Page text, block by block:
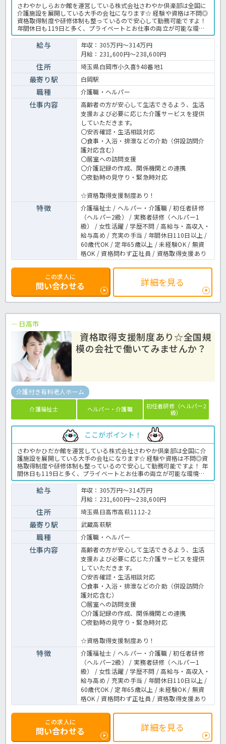
さわやかしらおか館を運営している株式会社さわやか倶楽部は全国に
介護施設を展開している大手の会社になります☆ 経験や資格は不問◎
資格取得制度や研修体制も整っているので安心して勤務可能ですよ！
年間休日も119日と多く、プライベートとお仕事の両立が可能な環境
になります☆ 定年が65歳で長く勤務することも可能で、65歳以降も
条件面は変わらずに働けるので安心の職場です〇 求人が気になる方は
是非ほっ介護までお問い合わせください！ 有料老人ホームでの介護業
務全般です。 ＜介護職 正職員 有料老人ホームの求人＞
給与
年収：305万円～314万円
月給：231,600円～238,600円
住所 埼玉県白岡市小久喜948番地1
最寄り駅 白岡駅
職種 介護職・ヘルパー
仕事内容
高齢者の方が安心して生活できるよう、生活
支援および必要に応じた介護サービスを提供
していただきます。
〇安否確認・生活相談対応
〇食事・入浴・排泄などの介助（併設訪問介
護対応含む）
〇居室への訪問支援
〇介護記録の作成、関係機関との連携
〇夜勤時の見守り・緊急時対応
☆資格取得支援制度あり！
特徴
介護福祉士 / ヘルパー・介護職 / 初任者研修
（ヘルパー2級） / 実務者研修（ヘルパー1
級） / 女性活躍 / 学歴不問 / 高給与・高収入・
給与高め / 充実の手当 / 年間休日110日以上 /
60歳代OK / 定年65歳以上 / 未経験OK / 無資
格OK / 資格問わず正社員 / 資格取得支援あり
この求人に
問い合わせる 詳細を見る
日高市
資格取得支援制度あり☆全国規
模の会社で働いてみませんか？
介護付き有料老人ホーム
介護福祉士 ヘルパー・介護職
初任者研修（ヘルパー2
級）
ここがポイント！
さわやかひだか館を運営している株式会社さわやか倶楽部は全国に介
護施設を展開している大手の会社になります☆ 経験や資格は不問◎資
格取得制度や研修体制も整っているので安心して勤務可能ですよ！ 年
間休日も119日と多く、プライベートとお仕事の両立が可能な環境に
なります☆ 定年が65歳で長く勤務することも可能で、65歳以降も条
件面は変わらずに働けるので安心の職場です〇 求人が気になる方は是
非ほっ介護までお問い合わせください！ 有料老人ホームでの介護業務
全般です。 ＜介護職 正職員 有料老人ホームの求人＞
給与
年収：305万円～314万円
月給：231,600円～238,600円
住所 埼玉県日高市高萩1112-2
最寄り駅 武蔵高萩駅
職種 介護職・ヘルパー
仕事内容
高齢者の方が安心して生活できるよう、生活
支援および必要に応じた介護サービスを提供
していただきます。
〇安否確認・生活相談対応
〇食事・入浴・排泄などの介助（併設訪問介
護対応含む）
〇居室への訪問支援
〇介護記録の作成、関係機関との連携
〇夜勤時の見守り・緊急時対応
☆資格取得支援制度あり！
特徴
介護福祉士 / ヘルパー・介護職 / 初任者研修
（ヘルパー2級） / 実務者研修（ヘルパー1
級） / 女性活躍 / 学歴不問 / 高給与・高収入・
給与高め / 充実の手当 / 年間休日110日以上 /
60歳代OK / 定年65歳以上 / 未経験OK / 無資
格OK / 資格問わず正社員 / 資格取得支援あり
この求人に
問い合わせる 詳細を見る